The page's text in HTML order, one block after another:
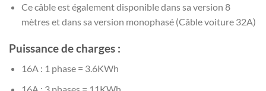
Ce câble est également disponible dans sa version 8
mètres et dans sa version monophasé (Câble voiture 32A)
Puissance de charges :
16A : 1 phase = 3.6KWh